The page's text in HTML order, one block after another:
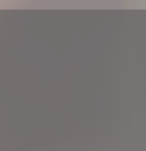
En tant que
des prestations